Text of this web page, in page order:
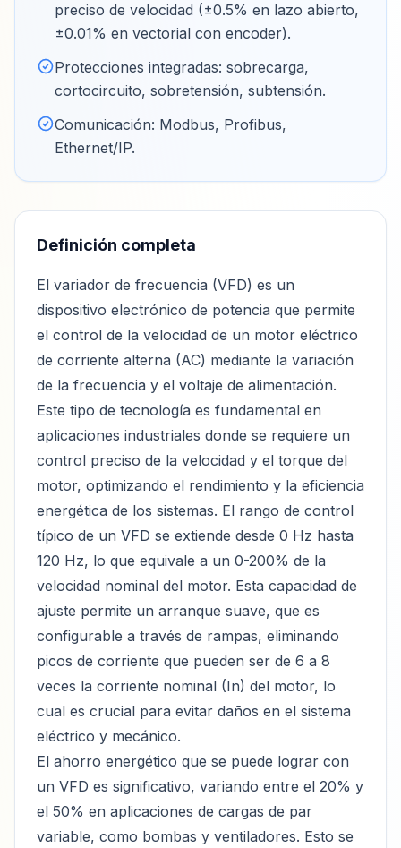
preciso de velocidad (±0.5% en lazo abierto,
±0.01% en vectorial con encoder).
Protecciones integradas: sobrecarga,
cortocircuito, sobretensión, subtensión.
Comunicación: Modbus, Profibus,
Ethernet/IP.
Definición completa
El variador de frecuencia (VFD) es un
dispositivo electrónico de potencia que permite
el control de la velocidad de un motor eléctrico
de corriente alterna (AC) mediante la variación
de la frecuencia y el voltaje de alimentación.
Este tipo de tecnología es fundamental en
aplicaciones industriales donde se requiere un
control preciso de la velocidad y el torque del
motor, optimizando el rendimiento y la eficiencia
energética de los sistemas. El rango de control
típico de un VFD se extiende desde 0 Hz hasta
120 Hz, lo que equivale a un 0-200% de la
velocidad nominal del motor. Esta capacidad de
ajuste permite un arranque suave, que es
configurable a través de rampas, eliminando
picos de corriente que pueden ser de 6 a 8
veces la corriente nominal (In) del motor, lo
cual es crucial para evitar daños en el sistema
eléctrico y mecánico.
El ahorro energético que se puede lograr con
un VFD es significativo, variando entre el 20% y
el 50% en aplicaciones de cargas de par
variable, como bombas y ventiladores. Esto se